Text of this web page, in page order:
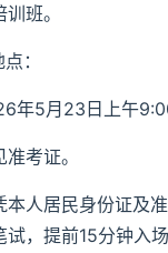
班。
：
年5月23日上午
考证。
本人居民身份证及
试，提前15分钟入